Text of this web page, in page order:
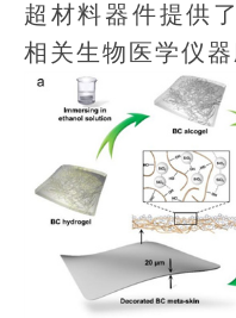
超材料器件提供
相关生物医学仪